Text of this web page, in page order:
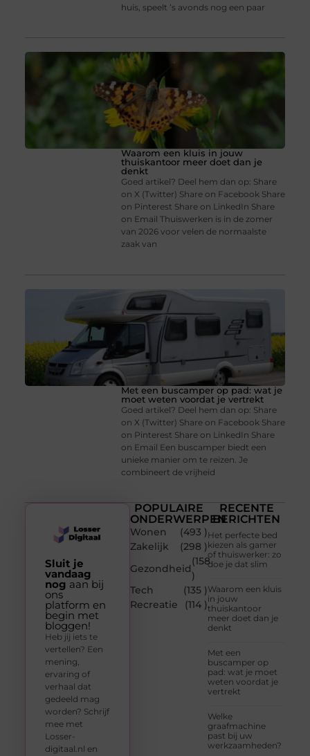
huis, speelt ’s avonds nog een paar
Waarom een kluis in jouw
thuiskantoor meer doet dan je
denkt
Goed artikel? Deel hem dan op: Share
on X (Twitter) Share on Facebook Share
on Pinterest Share on LinkedIn Share
on Email Thuiswerken is in de zomer
van 2026 voor velen de normaalste
zaak van
Met een buscamper op pad: wat je
moet weten voordat je vertrekt
Goed artikel? Deel hem dan op: Share
on X (Twitter) Share on Facebook Share
on Pinterest Share on LinkedIn Share
on Email Een buscamper biedt een
unieke manier om te reizen. Je
combineert de vrijheid
POPULAIRE
ONDERWERPEN
Wonen
(493 )
Zakelijk
(298 )
Gezondheid
(158
)
Tech
(135 )
Recreatie
(114 )
RECENTE
BERICHTEN
Het perfecte bed
kiezen als gamer
of thuiswerker: zo
doe je dat slim
Waarom een kluis
in jouw
thuiskantoor
meer doet dan je
denkt
Met een
buscamper op
pad: wat je moet
weten voordat je
vertrekt
Welke
graafmachine
past bij uw
werkzaamheden?
Sluit je
vandaag
nog aan bij
ons
platform en
begin met
bloggen!
Heb jij iets te
vertellen? Een
mening,
ervaring of
verhaal dat
gedeeld mag
worden? Schrijf
mee met
Losser-
digitaal.nl en